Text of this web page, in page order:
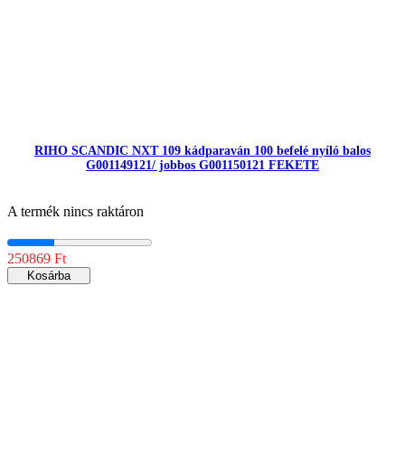
RIHO SCANDIC NXT 109 kádparaván 100 befelé nyíló balos
G001149121/ jobbos G001150121 FEKETE
A termék nincs raktáron
250869 Ft
Kosárba